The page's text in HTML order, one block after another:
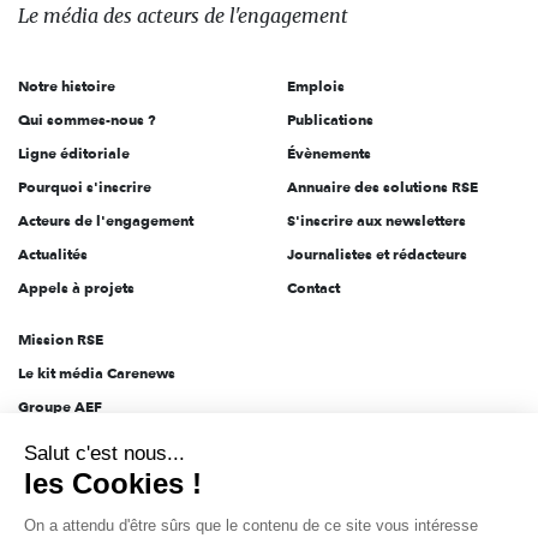
des
l'engagement
Le média des acteurs de l'engagement
Notre histoire
Qui sommes-nous ?
Ligne éditoriale
Pourquoi s'inscrire
Acteurs de l'engagement
Actualités
Appels à projets
Emplois
Publications
Évènements
Annuaire des solutions RSE
S'inscrire aux newsletters
Journalistes et rédacteurs
Contact
Mission RSE
Le kit média Carenews
Groupe AEF
Novethic
Salut c'est nous...
les Cookies !
On a attendu d'être sûrs que le contenu de ce site vous intéresse